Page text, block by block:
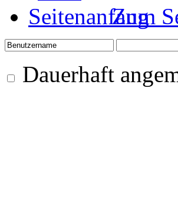
Zum
Dauerhaft